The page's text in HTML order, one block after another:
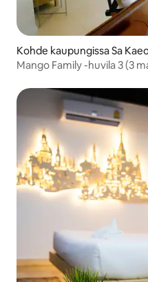
Kohde kaupungissa Sa
Mango Family -huvila 3 (3